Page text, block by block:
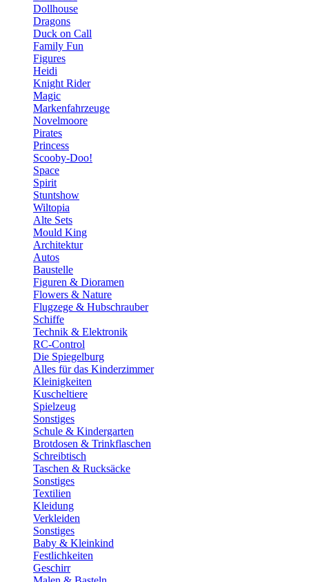
Dollhouse
Dragons
Duck on Call
Family Fun
Figures
Heidi
Knight Rider
Magic
Markenfahrzeuge
Novelmoore
Pirates
Princess
Scooby-Doo!
Space
Spirit
Stuntshow
Wiltopia
Alte Sets
Mould King
Architektur
Autos
Baustelle
Figuren & Dioramen
Flowers & Nature
Flugzege & Hubschrauber
Schiffe
Technik & Elektronik
RC-Control
Die Spiegelburg
Alles für das Kinderzimmer
Kleinigkeiten
Kuscheltiere
Spielzeug
Sonstiges
Schule & Kindergarten
Brotdosen & Trinkflaschen
Schreibtisch
Taschen & Rucksäcke
Sonstiges
Textilien
Kleidung
Verkleiden
Sonstiges
Baby & Kleinkind
Festlichkeiten
Geschirr